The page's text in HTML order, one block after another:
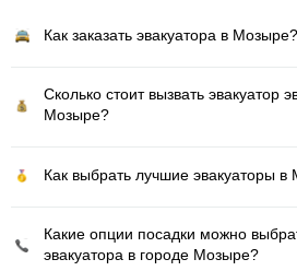
Как заказать эвакуатора в Мозыре?
Сколько стоит вызвать эвакуатор
Мозыре?
Как выбрать лучшие эвакуаторы в
Какие опции посадки можно
эвакуатора в городе Мозыре?